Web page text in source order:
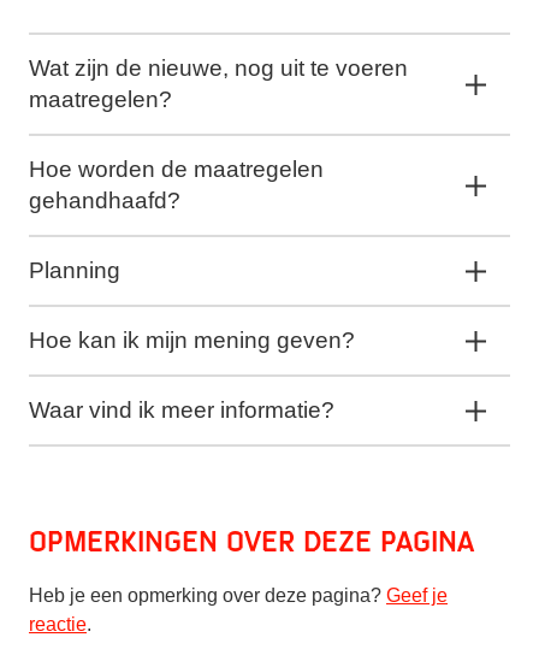
Wat zijn de nieuwe, nog uit te voeren
maatregelen?
Hoe worden de maatregelen
gehandhaafd?
Planning
Hoe kan ik mijn mening geven?
Waar vind ik meer informatie?
Opmerkingen over deze pagina
Heb je een opmerking over deze pagina? Geef je
reactie.